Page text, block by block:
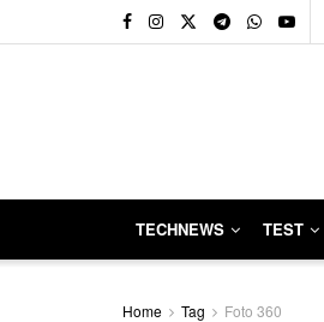
TECHNEWS TEST
Home Tag Foto 360